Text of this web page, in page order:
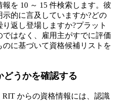
を 10 ～ 15 件検索します。彼
的に言及していますか?どの
返し登場しますか?プラット
はなく、雇用主がすでに評価
に基づいて資格候補リストを
どうかを確認する
RIT からの資格情報には、認識